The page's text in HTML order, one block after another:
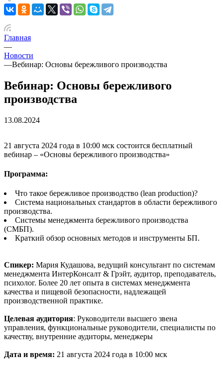
Главная
—
Новости
—Вебинар: Основы бережливого производства
Вебинар: Основы бережливого
производства
13.08.2024
21 августа 2024 года в 10:00 мск состоится бесплатный
вебинар – «Основы бережливого производства»
Программа:
Что такое бережливое производство (lean production)?
Система национальных стандартов в области бережливого
производства.
Системы менеджмента бережливого производства
(СМБП).
Краткий обзор основных методов и инструменты БП.
Спикер: Мария Кудашова, ведущий консультант по системам
менеджмента ИнтерКонсалт & Грэйт, аудитор, преподаватель,
психолог. Более 20 лет опыта в системах менеджмента
качества и пищевой безопасности, надлежащей
производственной практике.
Целевая аудитория: Руководители высшего звена
управления, функциональные руководители, специалисты по
качеству, внутренние аудиторы, менеджеры
Дата и время: 21 августа 2024 года в 10:00 мск